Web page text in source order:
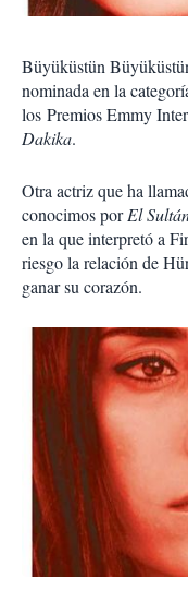
Büyüküstün
nominada en la
los Premios Emmy
Dakika.
Otra actriz que ha
conocimos porEl
en la que interpretó a
riesgo la relación de
ganar su corazón.